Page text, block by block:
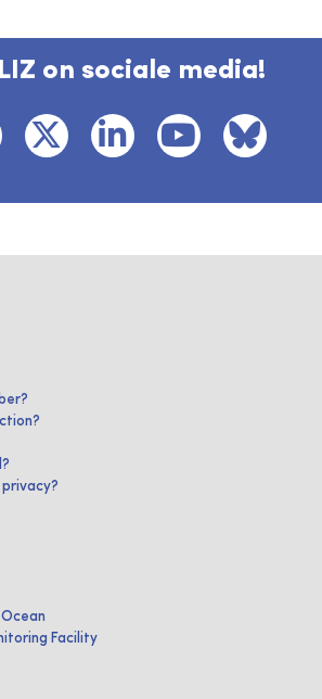
on sociale media!
privacy?
Facility